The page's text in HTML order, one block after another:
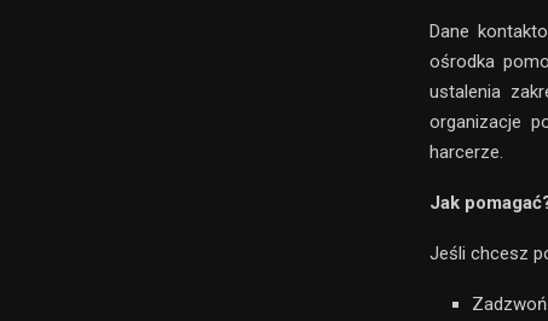
Dane
ośrodka
ustalenia
organizacje
harcerze.
Jak
Jeśli chcesz